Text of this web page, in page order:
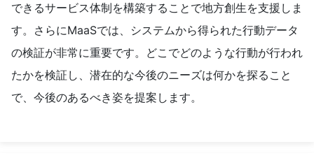
できるサービス体制を構築することで地方創生を支援しま
す。さらにMaaSでは、システムから得られた行動データ
の検証が非常に重要です。どこでどのような行動が行われ
たかを検証し、潜在的な今後のニーズは何かを探ること
で、今後のあるべき姿を提案します。